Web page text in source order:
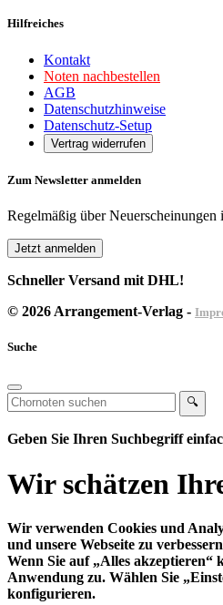
Hilfreiches
Kontakt
Noten nachbestellen
AGB
Datenschutzhinweise
Datenschutz-Setup
Vertrag widerrufen
Zum Newsletter anmelden
Regelmäßig über
Jetzt anmelden
Schneller Versand mit DHL!
© 2026 Arrangement-Verlag -
Suche
🔍
Geben Sie Ihren Suchbegriff
Wir schätzen
Wir verwenden Cookies und
und unsere Webseite zu
Wenn Sie auf „Alles akzeptieren“
Anwendung zu. Wählen Sie
konfigurieren.